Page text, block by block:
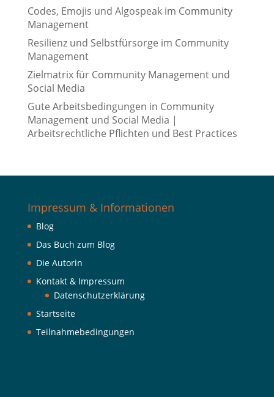
Codes, Emojis und Algospeak im Community
Management
Resilienz und Selbstfürsorge im Community
Management
Zielmatrix für Community Management und
Social Media
Gute Arbeitsbedingungen in Community
Management und Social Media |
Arbeitsrechtliche Pflichten und Best Practices
Impressum & Informationen
Blog
Das Buch zum Blog
Die Autorin
Kontakt & Impressum
Datenschutzerklärung
Startseite
Teilnahmebedingungen